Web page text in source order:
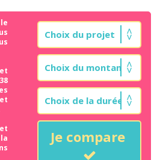
Je compare